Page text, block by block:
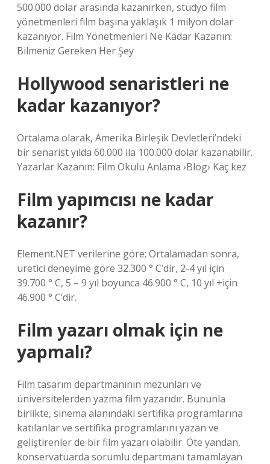
500.000 dolar arasında kazanırken, stüdyo film
yönetmenleri film başına yaklaşık 1 milyon dolar
kazanıyor. Film Yönetmenleri Ne Kadar Kazanın:
Bilmeniz Gereken Her Şey
Hollywood senaristleri ne
kadar kazanıyor?
Ortalama olarak, Amerika Birleşik Devletleri’ndeki
bir senarist yılda 60.000 ila 100.000 dolar kazanabilir.
Yazarlar Kazanın: Film Okulu Anlama ›Blog› Kaç kez
Film yapımcısı ne kadar
kazanır?
Element.NET verilerine göre; Ortalamadan sonra,
üretici deneyime göre 32.300 ° C’dir, 2-4 yıl için
39.700 ° C, 5 – 9 yıl boyunca 46.900 ° C, 10 yıl +için
46.900 ° C’dir.
Film yazarı olmak için ne
yapmalı?
Film tasarım departmanının mezunları ve
üniversitelerden yazma film yazarıdır. Bununla
birlikte, sinema alanındaki sertifika programlarına
katılanlar ve sertifika programlarını yazan ve
geliştirenler de bir film yazarı olabilir. Öte yandan,
konservatuarda sorumlu departmanı tamamlayan